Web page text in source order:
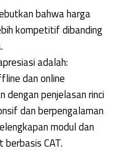
bahwa harga
kompetitif dibanding
adalah:
dan online
dengan penjelasan rinci
dan berpengalaman
modul dan
CAT.